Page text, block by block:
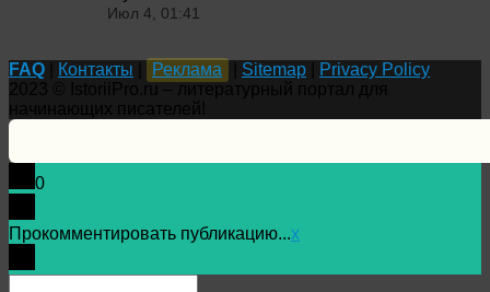
Июл 4, 01:41
FAQ Контакты Реклама Sitemap
Privacy Policy
0
Прокомментировать публикацию...x